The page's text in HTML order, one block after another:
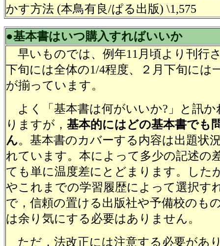
かす方法 (本鳥有良/ぱる出版) \1,575
●基本書はいつ購入すればいいか
早いものでは、例年11月頃より刊行
下旬には全体の1/4程度、２月下旬には
が揃っています。
よく「基本書は何がいいか?」と訊か
りますが， 基本的にはどの基本書でも
ん。基本書のカバーする内容は出題状
れています。本によって多少の記述の
ても単に温度差にとどまります。した
やこれまでの学習履歴によって選択す
で，信頼の置ける出版社や予備校のも
は余り気にする必要はありません。
ただ，法改正には注意する必要があ